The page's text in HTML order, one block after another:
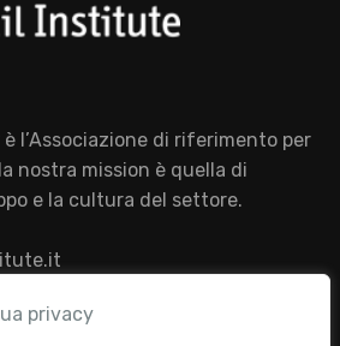
privacy
l’Associazione di riferimento per
nostra mission è quella di
e la cultura del settore.